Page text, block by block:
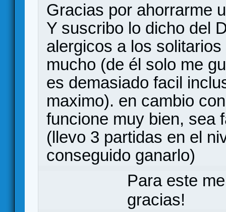
Gracias por ahorrarme
Y suscribo lo dicho del
alergicos a los
mucho (de él solo me
es demasiado facil
maximo). en cambio
funcione muy bien, sea
(llevo 3 partidas en el
conseguido ganarlo)
Para este
gracias!